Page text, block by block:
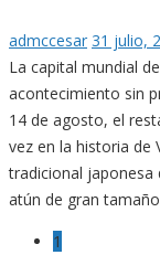
admccesar 31 julio,
La capital mundial
acontecimiento sin
14 de agosto, el
vez en la historia de
tradicional japonesa
atún de gran
1